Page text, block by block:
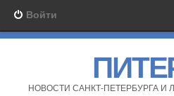
Войти
НОВОСТИ САНКТ-ПЕТЕРБУРГА И